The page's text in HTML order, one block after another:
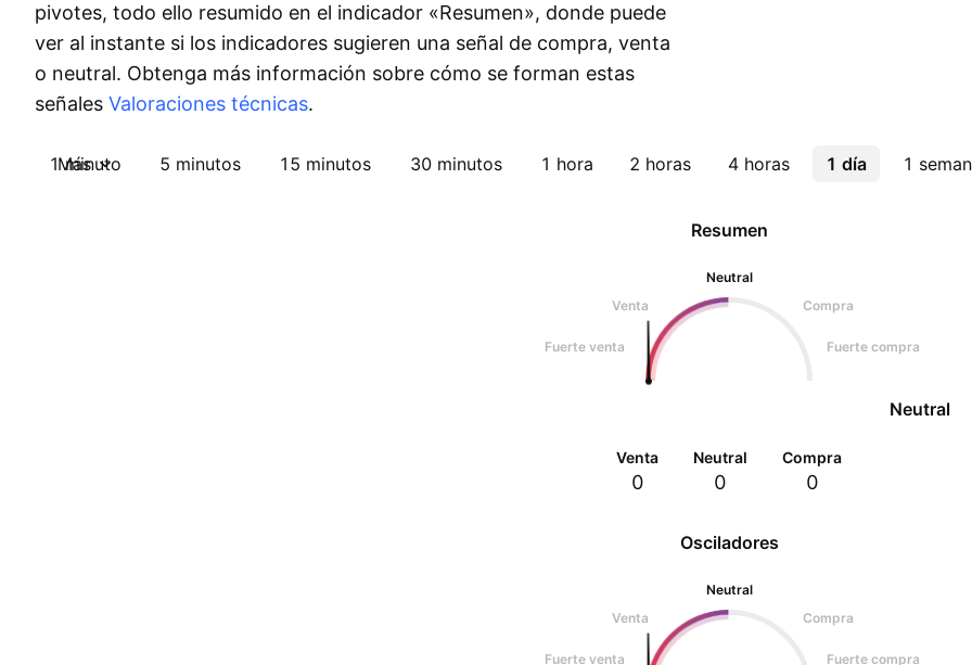
pivotes, todo ello resumido en el indicador «Resumen», donde puede
ver al instante si los indicadores sugieren una señal de compra, venta
o neutral. Obtenga más información sobre cómo se forman estas
señales Valoraciones técnicas.
1 minuto 5 minutos 15 minutos 30 minutos 1 hora 2 horas 4 horas 1 día 1
Más
Osciladores
Neutral
Venta
Compra
Fuerte venta Fuerte compra
Resumen
Neutral
Venta
Compra
Fuerte venta Fuerte compra
Neutral
Venta
0
Neutral
0
Compra
0